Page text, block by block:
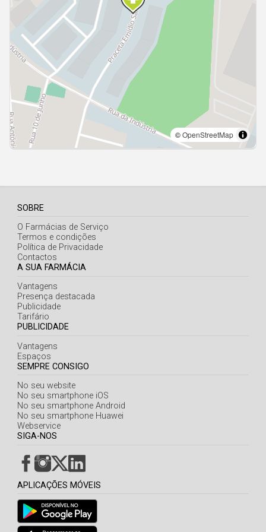
SOBRE
O Farmácias de Serviço
Termos e condições
Política de Privacidade
Contactos
A SUA FARMÁCIA
Vantagens
Presença destacada
Publicidade
Tarifário
PUBLICIDADE
Vantagens
Espaços
SEMPRE CONSIGO
No seu website
No seu smartphone iOS
No seu smartphone Android
No seu smartphone Huawei
Webservice
SIGA-NOS
APLICAÇÕES MÓVEIS